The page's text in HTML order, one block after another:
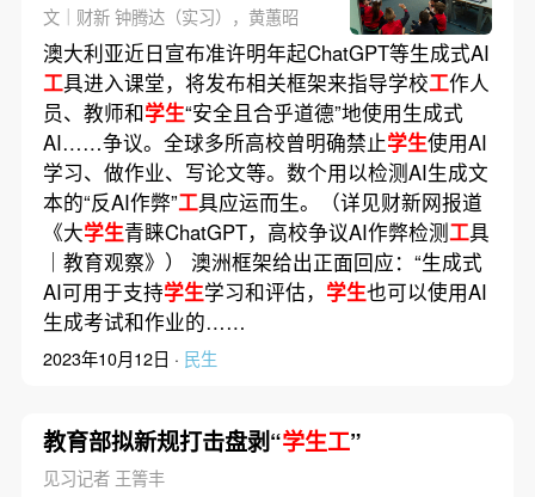
文｜财新 钟腾达（实习），黄蕙昭
澳大利亚近日宣布准许明年起ChatGPT等生成式AI
工具进入课堂，将发布相关框架来指导学校工作人
员、教师和学生“安全且合乎道德”地使用生成式
AI……争议。全球多所高校曾明确禁止学生使用AI
学习、做作业、写论文等。数个用以检测AI生成文
本的“反AI作弊”工具应运而生。（详见财新网报道
《大学生青睐ChatGPT，高校争议AI作弊检测工具
｜教育观察》） 澳洲框架给出正面回应：“生成式
AI可用于支持学生学习和评估， 学生也可以使用AI
生成考试和作业的……
2023年10月12日 · 民生
教育部拟新规打击盘剥“学生工”
见习记者 王箐丰